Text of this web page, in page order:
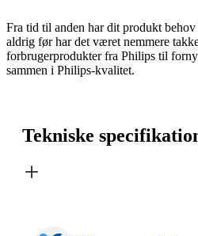
Fra tid til anden har dit produkt
aldrig før har det været nemmere
forbrugerprodukter fra Philips til
sammen i Philips-kvalitet.
Tekniske